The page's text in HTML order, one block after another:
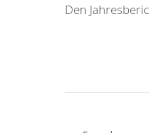
Den